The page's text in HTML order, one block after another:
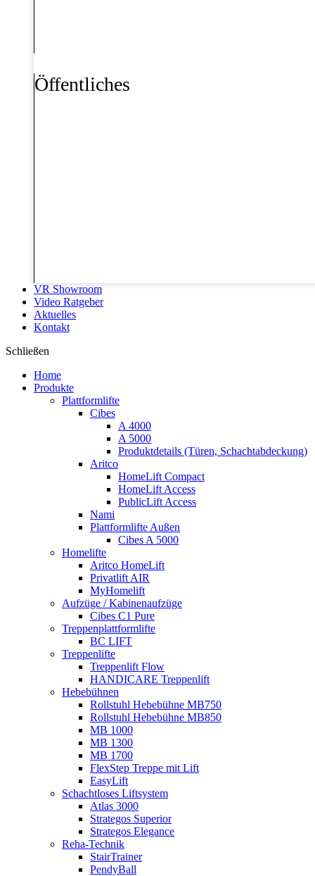
Öffentliches
VR Showroom
Video Ratgeber
Aktuelles
Kontakt
Schließen
Home
Produkte
Plattformlifte
Cibes
A 4000
A 5000
Produktdetails (Türen, Schachtabdeckung)
Aritco
HomeLift Compact
HomeLift Access
PublicLift Access
Nami
Plattformlifte Außen
Cibes A 5000
Homelifte
Aritco HomeLift
Privatlift AIR
MyHomelift
Aufzüge / Kabinenaufzüge
Cibes C1 Pure
Treppenplattformlifte
BC LIFT
Treppenlifte
Treppenlift Flow
HANDICARE Treppenlift
Hebebühnen
Rollstuhl Hebebühne MB750
Rollstuhl Hebebühne MB850
MB 1000
MB 1300
MB 1700
FlexStep Treppe mit Lift
EasyLift
Schachtloses Liftsystem
Atlas 3000
Strategos Superior
Strategos Elegance
Reha-Technik
StairTrainer
PendyBall